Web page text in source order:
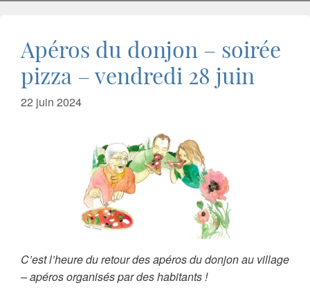
Apéros du donjon – soirée
pizza – vendredi 28 juin
22 juin 2024
C’est l’heure du retour des apéros du donjon au village
– apéros organisés par des habitants !